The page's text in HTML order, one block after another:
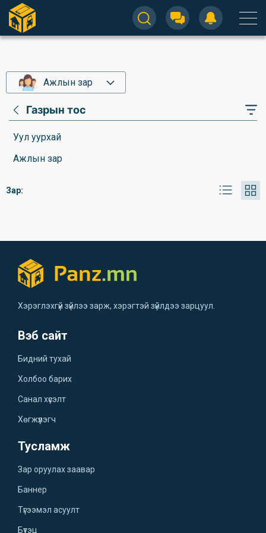
Ажлын зар
Газрын тос
Уул уурхай
Ажлын зар
Зар:
Хэрэглэхгүй зүйлээ зарж, хэрэгтэй зүйлдээ зарцуул.
Вэб сайт
Бидний тухай
Холбоо барих
Санал хүсэлт
Хөгжүүлэгч
Тусламж
Зар оруулах заавар
Баннер
Түгээмэл асуулт
Бүтэц